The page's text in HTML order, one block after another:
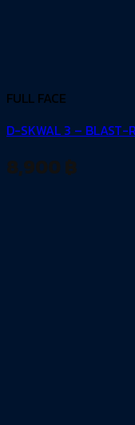
FULL FACE
D-SKWAL 3 – BLAST-
8,900 ฿